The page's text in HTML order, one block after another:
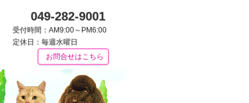
049-282-9001
受付時間：AM9:00～PM6:00
定休日：毎週水曜日
お問合せはこちら